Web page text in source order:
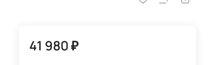
41 980 ₽